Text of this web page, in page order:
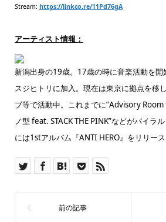
Stream: https://linkco.re/11Pd76gA
アーティスト情報：
新潟出身の19歳。17歳の時に音楽活動を
スジヒトリに加入。現在は東京に拠点を移
ブ等で活動中。これまでに”Advisory Room
ノ型 feat. STACK THE PINK”などがバイラ
には1stアルバム『ANTI HERO』をリリース